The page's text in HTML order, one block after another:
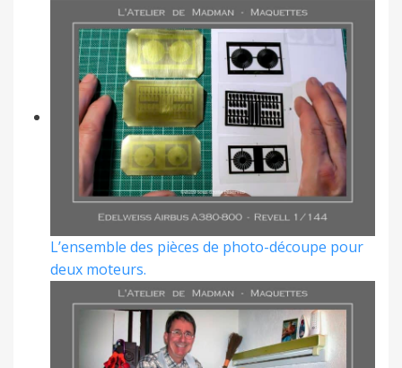
L’ensemble des pièces de photo-découpe pour
deux moteurs.